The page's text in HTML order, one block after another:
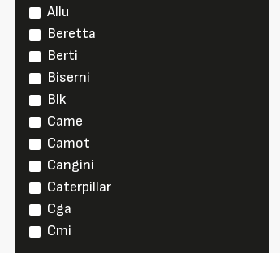
Allu
Beretta
Berti
Biserni
Blk
Came
Camot
Cangini
Caterpillar
Cga
Cmi